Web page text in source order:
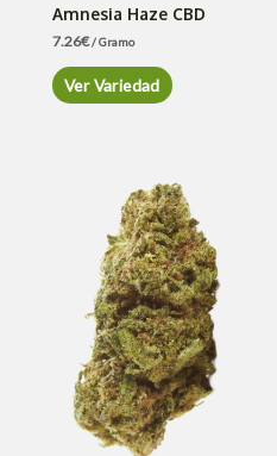
Amnesia Haze CBD
7.26€/ Gramo
Ver Variedad